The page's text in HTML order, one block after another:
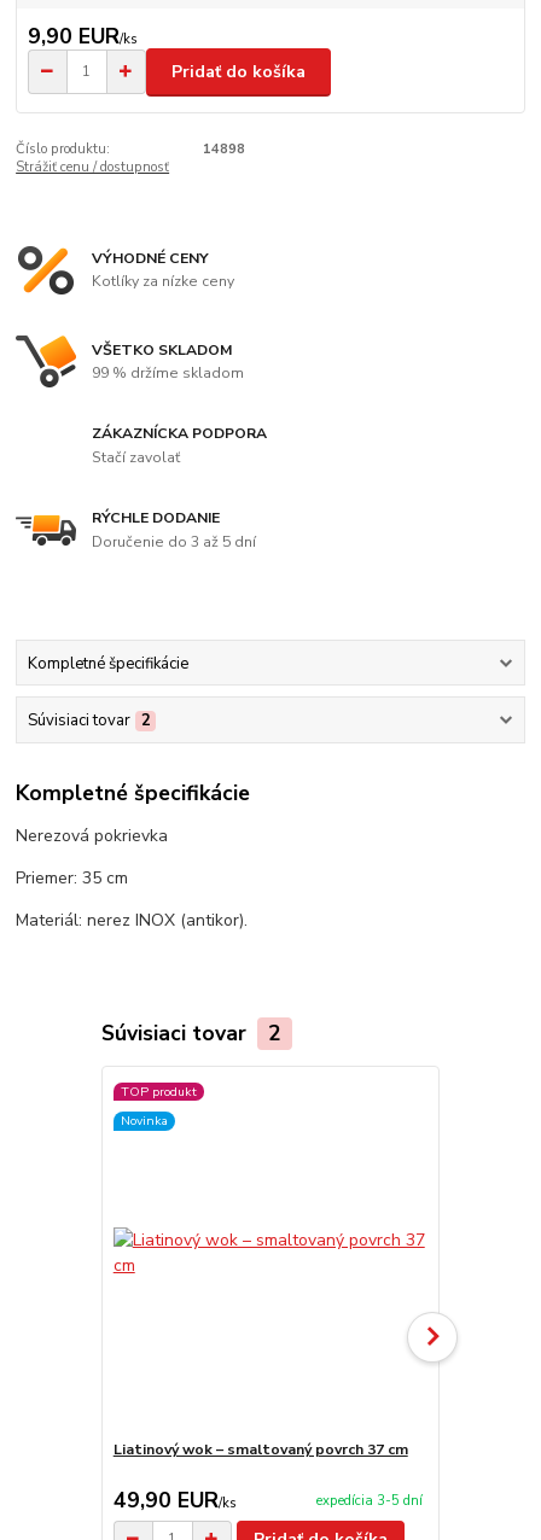
9,90 EUR/ks
Pridať do košíka
Číslo produktu:
14898
Strážiť cenu / dostupnosť
VÝHODNÉ CENY
Kotlíky za nízke ceny
VŠETKO SKLADOM
99 % držíme skladom
ZÁKAZNÍCKA PODPORA
Stačí zavolať
RÝCHLE DODANIE
Doručenie do 3 až 5 dní
Kompletné špecifikácie
Súvisiaci tovar 2
Kompletné špecifikácie
Nerezová pokrievka
Priemer: 35 cm
Materiál: nerez INOX (antikor).
Súvisiaci tovar 2
TOP produkt
Novinka
Liatinový wok – smaltovaný povrch 37 cm
49,90 EUR/ks expedícia 3-5 dní